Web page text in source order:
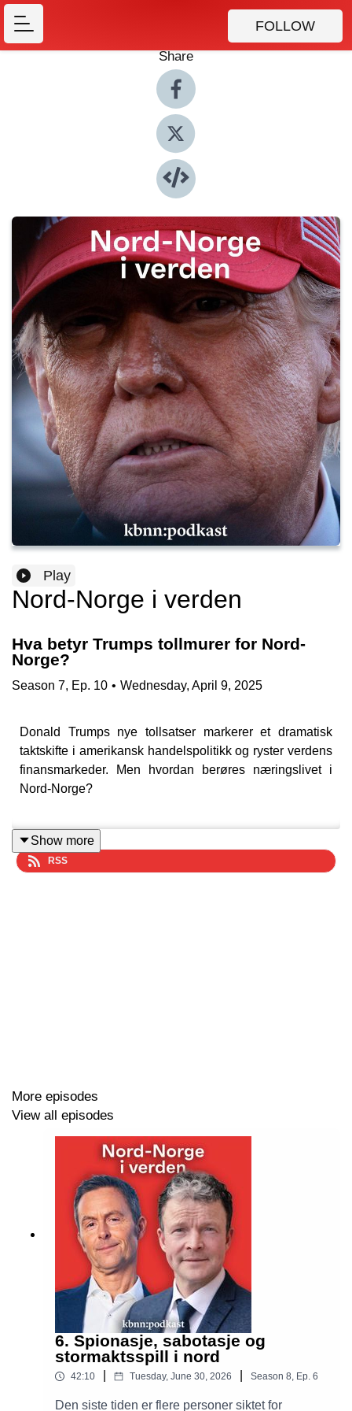
FOLLOW
Share
Play
Nord-Norge i verden
Hva betyr Trumps tollmurer for Nord-
Norge?
Season 7, Ep. 10 • Wednesday, April 9, 2025
Donald Trumps nye tollsatser markerer et dramatisk
taktskifte i amerikansk handelspolitikk og ryster verdens
finansmarkeder. Men hvordan berøres næringslivet i
Nord-Norge?
I denne episoden av Nord-Norge i verden forklarer
Dane Cekov, sjefsstrateg i SpareBank 1 Markets,
Nord-Norge i verden er produsert av Kunnskapsbanken
SpareBank 1 Nord-Norgei samarbeid med
Programledere er Stein Vidar Loftås og Jørn Resvoll.
Redaktør er Jeanette Gundersen. Musikken er
komponert avEmil Kárlsen .
Show more
RSS
More episodes
View all episodes
6. Spionasje, sabotasje og
stormaktsspill i nord
42:10 Tuesday, June 30, 2026 Season 8, Ep. 6
Den siste tiden er flere personer siktet for